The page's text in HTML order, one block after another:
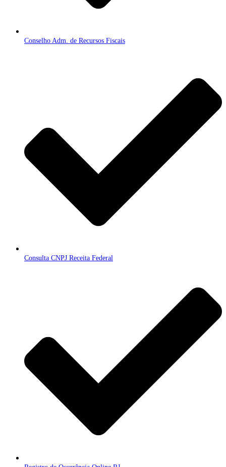
Conselho Adm. de Recursos Fiscais
Consulta CNPJ Receita Federal